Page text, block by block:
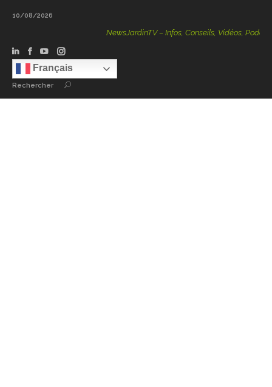
10/08/2026
NewsJardinTV – Infos, Conseils, Vidéos, Podcasts –
Français
Rechercher